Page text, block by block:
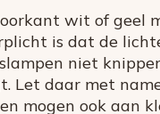
wit of geel
is dat de
niet
Let daar met
mogen ook aan